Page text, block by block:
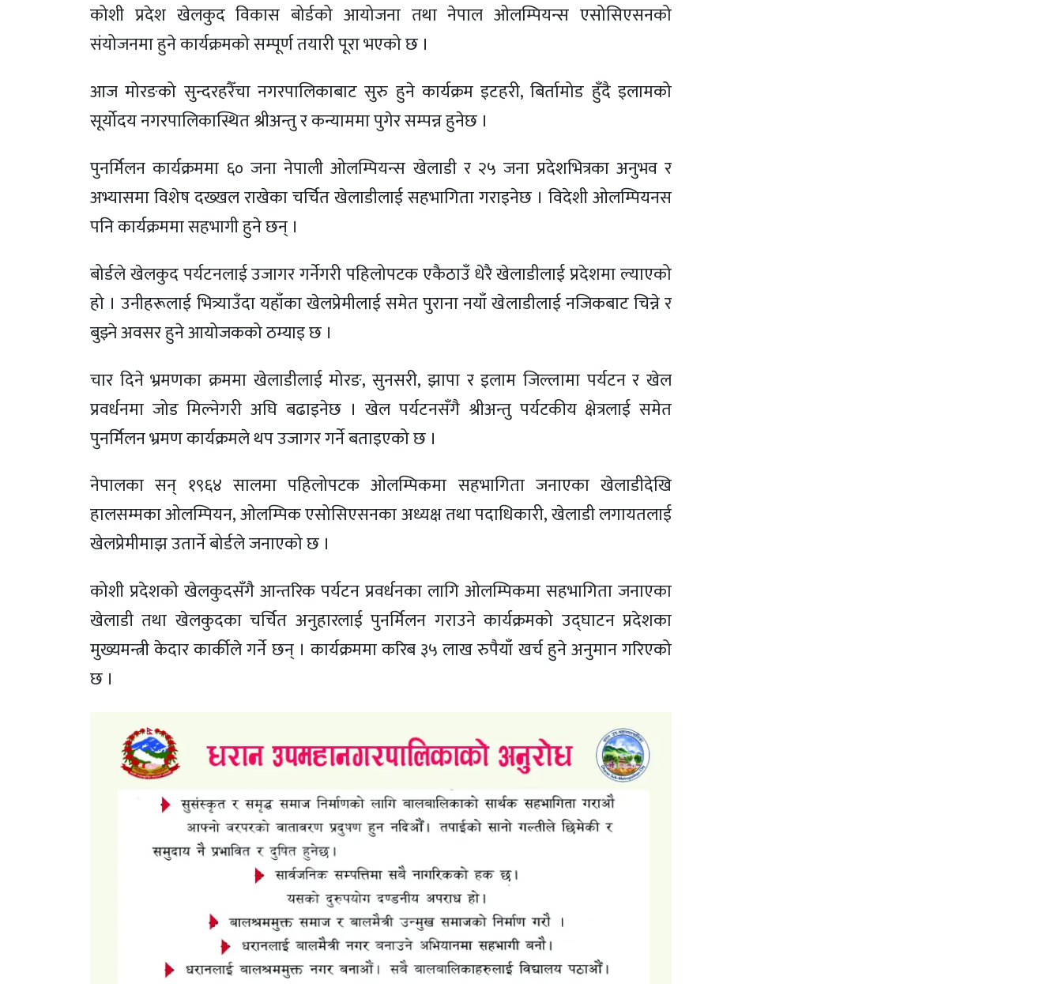
कोशी प्रदेश खेलकुद विकास बोर्डको आयोजना तथा नेपाल ओलम्पियन्स एसोसिएसनको
संयोजनमा हुने कार्यक्रमको सम्पूर्ण तयारी पूरा भएको छ ।
आज मोरङको सुन्दरहरैँचा नगरपालिकाबाट सुरु हुने कार्यक्रम इटहरी, बिर्तामोड हुँदै इलामको
सूर्योदय नगरपालिकास्थित श्रीअन्तु र कन्याममा पुगेर सम्पन्न हुनेछ ।
पुनर्मिलन कार्यक्रममा ६० जना नेपाली ओलम्पियन्स खेलाडी र २५ जना प्रदेशभित्रका अनुभव र
अभ्यासमा विशेष दख्खल राखेका चर्चित खेलाडीलाई सहभागिता गराइनेछ । विदेशी ओलम्पियनस
पनि कार्यक्रममा सहभागी हुने छन् ।
बोर्डले खेलकुद पर्यटनलाई उजागर गर्नेगरी पहिलोपटक एकैठाउँ धेरै खेलाडीलाई प्रदेशमा ल्याएको
हो । उनीहरूलाई भित्र्याउँदा यहाँका खेलप्रेमीलाई समेत पुराना नयाँ खेलाडीलाई नजिकबाट चिन्ने र
बुझ्ने अवसर हुने आयोजकको ठम्याइ छ ।
चार दिने भ्रमणका क्रममा खेलाडीलाई मोरङ, सुनसरी, झापा र इलाम जिल्लामा पर्यटन र खेल
प्रवर्धनमा जोड मिल्नेगरी अघि बढाइनेछ । खेल पर्यटनसँगै श्रीअन्तु पर्यटकीय क्षेत्रलाई समेत
पुनर्मिलन भ्रमण कार्यक्रमले थप उजागर गर्ने बताइएको छ ।
नेपालका सन् १९६४ सालमा पहिलोपटक ओलम्पिकमा सहभागिता जनाएका खेलाडीदेखि
हालसम्मका ओलम्पियन, ओलम्पिक एसोसिएसनका अध्यक्ष तथा पदाधिकारी, खेलाडी लगायतलाई
खेलप्रेमीमाझ उतार्ने बोर्डले जनाएको छ ।
कोशी प्रदेशको खेलकुदसँगै आन्तरिक पर्यटन प्रवर्धनका लागि ओलम्पिकमा सहभागिता जनाएका
खेलाडी तथा खेलकुदका चर्चित अनुहारलाई पुनर्मिलन गराउने कार्यक्रमको उद्घाटन प्रदेशका
मुख्यमन्त्री केदार कार्कीले गर्ने छन् । कार्यक्रममा करिब ३५ लाख रुपैयाँ खर्च हुने अनुमान गरिएको
छ ।